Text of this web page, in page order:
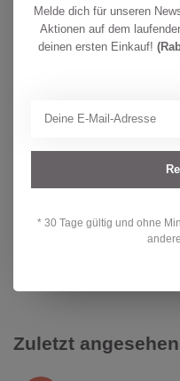
REIMA
Reima Kinder
Inista Birch
Auf Lager
Protest
Hast du Fragen zu
Oder brauchst du Hilfe bei
Zuletzt angesehen
Melde dich für unseren
Aktionen auf dem
deinen ersten Einkauf!
* 30 Tage gültig und ohne